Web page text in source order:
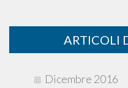
ARTICOLI
Dicembre 2016